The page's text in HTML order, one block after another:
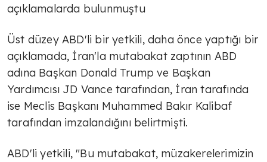
açıklamalarda bulunmuştu
Üst düzey ABD'li bir yetkili, daha önce yaptığı bir
açıklamada, İran'la mutabakat zaptının ABD
adına Başkan Donald Trump ve Başkan
Yardımcısı JD Vance tarafından, İran tarafında
ise Meclis Başkanı Muhammed Bakır Kalibaf
tarafından imzalandığını belirtmişti.
ABD'li yetkili, "Bu mutabakat, müzakerelerimizin